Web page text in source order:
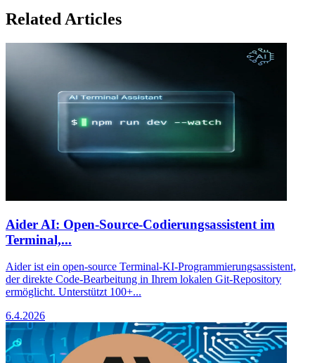
Related Articles
Aider AI: Open-Source-Codierungsassistent im
Terminal,...
Aider ist ein open-source Terminal-KI-Programmierungsassistent,
der direkte Code-Bearbeitung in Ihrem lokalen Git-Repository
ermöglicht. Unterstützt 100+...
6.4.2026